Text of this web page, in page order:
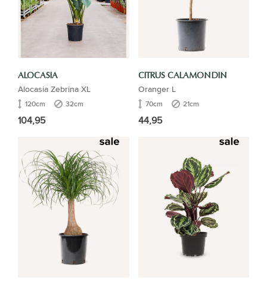
ALOCASIA
Alocasia Zebrina XL
120cm 32cm
104,95
CITRUS CALAMONDIN
Oranger L
70cm 21cm
44,95